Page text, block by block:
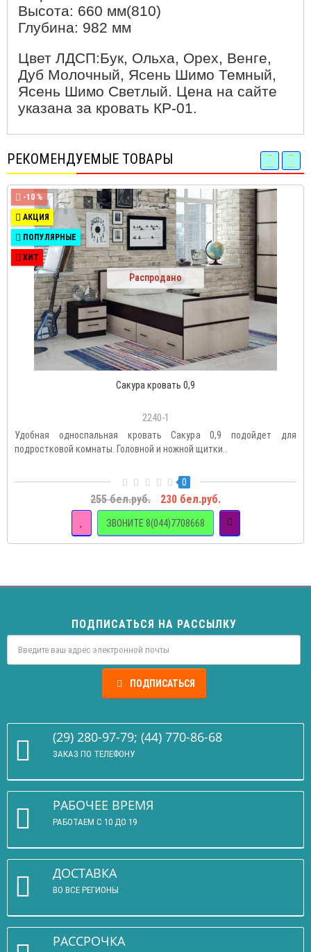
Высота: 660 мм(810)
Глубина: 982 мм
Цвет ЛДСП:Бук, Ольха, Орех, Венге,
Дуб Молочный, Ясень Шимо Темный,
Ясень Шимо Светлый. Цена на сайте
указана за кровать КР-01.
РЕКОМЕНДУЕМЫЕ ТОВАРЫ
-10 %
АКЦИЯ
ПОПУЛЯРНЫЕ
ХИТ
Распродано
Сакура кровать 0,9
2240-1
Удобная односпальная кровать Сакура 0,9 подойдет для
подростковой комнаты. Головной и ножной щитки..
0
255 бел.руб. 230 бел.руб.
ЗВОНИТЕ 8(044)7708668
ПОДПИСАТЬСЯ НА РАССЫЛКУ
ПОДПИСАТЬСЯ
(29) 280-97-79; (44) 770-86-68
ЗАКАЗ ПО ТЕЛЕФОНУ
РАБОЧЕЕ ВРЕМЯ
РАБОТАЕМ С 10 ДО 19
ДОСТАВКА
ВО ВСЕ РЕГИОНЫ
РАССРОЧКА